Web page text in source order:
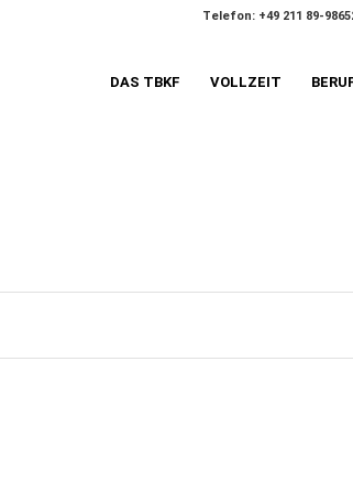
Telefon: +49 211 89-
DAS TBKF VOLLZEIT